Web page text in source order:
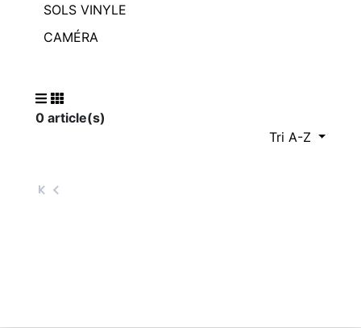
SOLS VINYLE
CAMÉRA
0 article(s)
Tri A-Z